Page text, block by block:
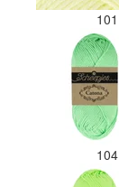
101
104